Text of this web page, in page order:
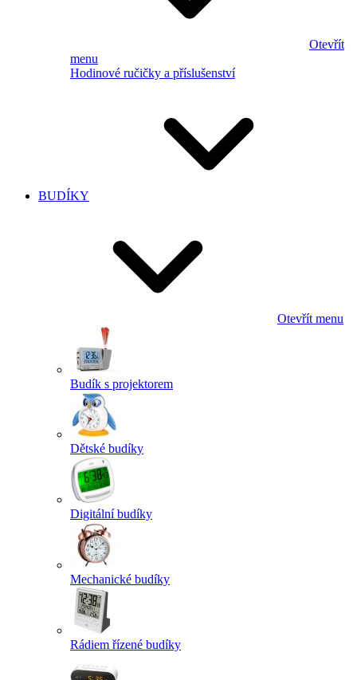
Otevřít
menu
Hodinové ručičky a příslušenství
BUDÍKY
Otevřít menu
Budík s projektorem
Dětské budíky
Digitální budíky
Mechanické budíky
Rádiem řízené budíky